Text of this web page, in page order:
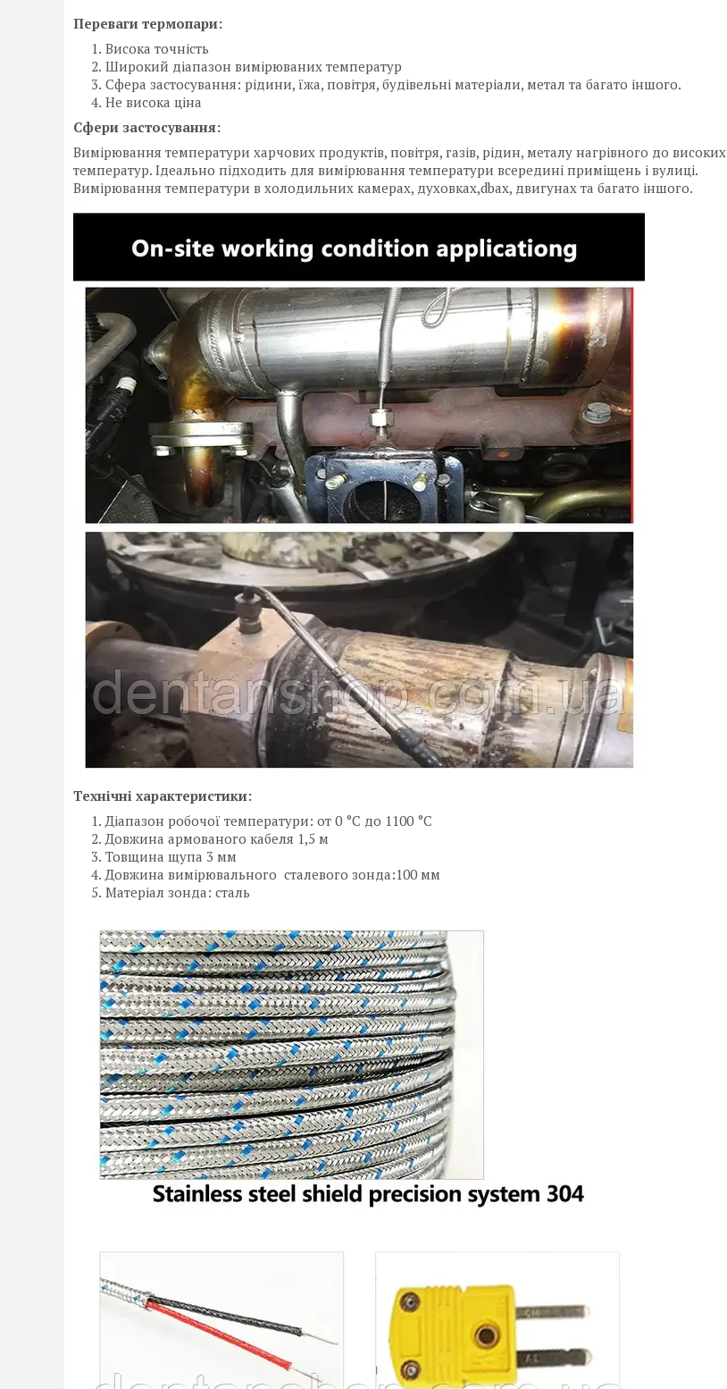
Переваги термопари:
Висока точність
Широкий діапазон вимірюваних температур
Сфера застосування: рідини, їжа, повітря, будівельні матеріали, метал та багато іншого.
Не висока ціна
Сфери застосування:
Вимірювання температури харчових продуктів, повітря, газів, рідин, металу нагрівного до високих
температур. Ідеально підходить для вимірювання температури всередині приміщень і вулиці.
Вимірювання температури в холодильних камерах, духовках,dbах, двигунах та багато іншого.
Технічні характеристики:
Діапазон робочої температури: от 0 °C до 1100 °C
Довжина армованого кабеля 1,5 м
Товщина щупа 3 мм
Довжина вимірювального сталевого зонда:100 мм
Матеріал зонда: сталь